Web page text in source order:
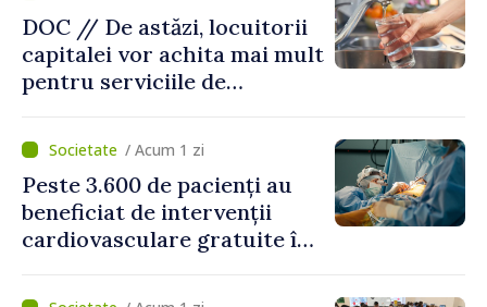
DOC // De astăzi, locuitorii
capitalei vor achita mai mult
pentru serviciile de
canalizare
/ Acum 1 zi
Peste 3.600 de pacienți au
beneficiat de intervenții
cardiovasculare gratuite în